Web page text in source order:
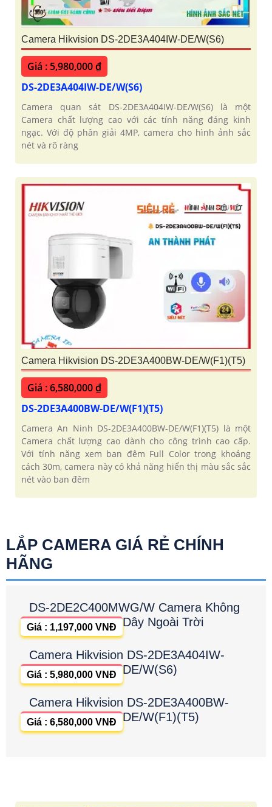
Camera Hikvision DS-2DE3A404IW-DE/W(S6)
Giá : 5,980,000 ₫
DS-2DE3A404IW-DE/W(S6)
Camera quan sát DS-2DE3A404IW-DE/W(S6) là một
Camera chất lượng cao với các tính năng đáng kinh
ngạc. Với độ phân giải 4MP, camera cho hình ảnh sắc
nét và rõ ràng
Camera Hikvision DS-2DE3A400BW-DE/W(F1)(T5)
Giá : 6,580,000 ₫
DS-2DE3A400BW-DE/W(F1)(T5)
Camera An Ninh DS-2DE3A400BW-DE/W(F1)(T5) là một
Camera chất lượng cao dành cho công trình cao cấp.
Với tính năng xem ban đêm Full Color trong khoảng
cách 30m, camera này có khả năng hiển thị màu sắc sắc
nét vào ban đêm
LẮP CAMERA GIÁ RẺ CHÍNH
HÃNG
DS-2DE2C400MWG/W Camera Không
Dây Ngoài Trời
Giá : 1,197,000 VNĐ
Camera Hikvision DS-2DE3A404IW-
DE/W(S6)
Giá : 5,980,000 VNĐ
Camera Hikvision DS-2DE3A400BW-
DE/W(F1)(T5)
Giá : 6,580,000 VNĐ